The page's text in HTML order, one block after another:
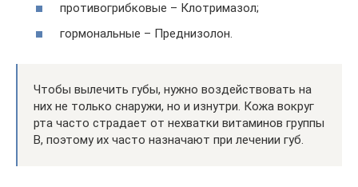
противогрибковые – Клотримазол;
гормональные – Преднизолон.
Чтобы вылечить губы, нужно воздействовать на
них не только снаружи, но и изнутри. Кожа вокруг
рта часто страдает от нехватки витаминов группы
B, поэтому их часто назначают при лечении губ.